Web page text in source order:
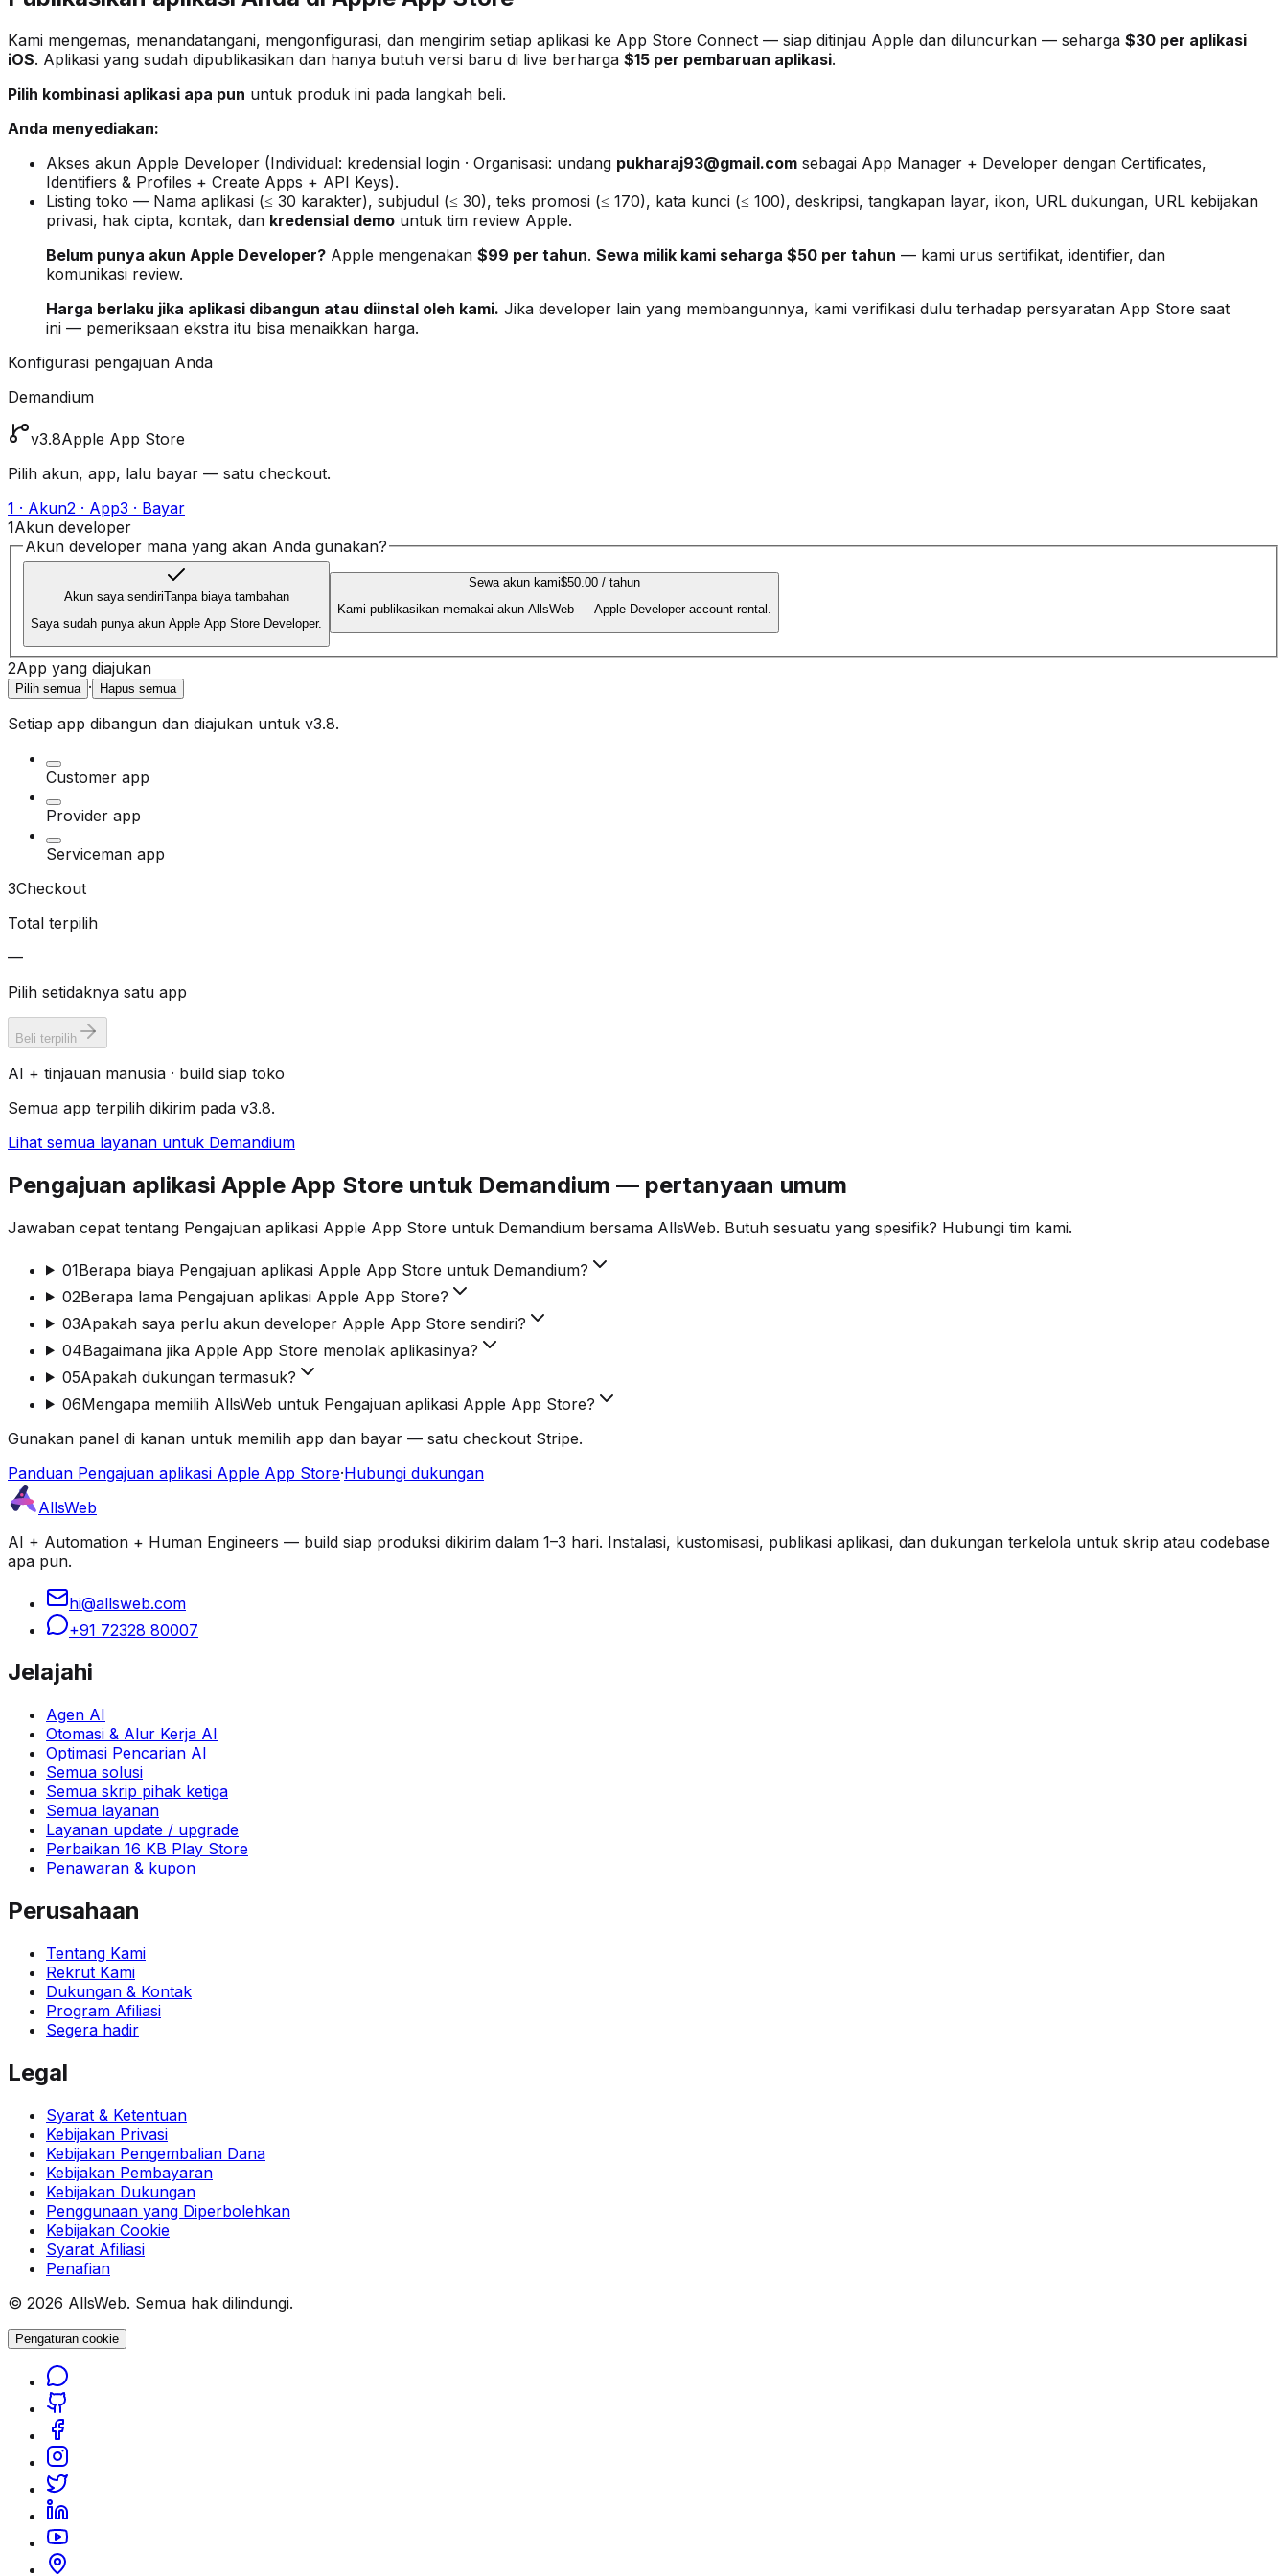
Kami mengemas, menandatangani, mengonfigurasi, dan mengirim setiap aplikasi ke App Store Connect — siap ditinjau Apple dan diluncurkan — seharga $30 per aplikasi
iOS. Aplikasi yang sudah dipublikasikan dan hanya butuh versi baru di live berharga $15 per pembaruan aplikasi.
Pilih kombinasi aplikasi apa pun untuk produk ini pada langkah beli.
Anda menyediakan:
Akses akun Apple Developer (Individual: kredensial login · Organisasi: undang pukharaj93@gmail.com sebagai App Manager + Developer dengan Certificates,
Identifiers & Profiles + Create Apps + API Keys).
Listing toko — Nama aplikasi (≤ 30 karakter), subjudul (≤ 30), teks promosi (≤ 170), kata kunci (≤ 100), deskripsi, tangkapan layar, ikon, URL dukungan, URL kebijakan
privasi, hak cipta, kontak, dan kredensial demo untuk tim review Apple.
Belum punya akun Apple Developer? Apple mengenakan $99 per tahun. Sewa milik kami seharga $50 per tahun — kami urus sertifikat, identifier, dan
komunikasi review.
Harga berlaku jika aplikasi dibangun atau diinstal oleh kami. Jika developer lain yang membangunnya, kami verifikasi dulu terhadap persyaratan App Store saat
ini — pemeriksaan ekstra itu bisa menaikkan harga.
Konfigurasi pengajuan Anda
Demandium
v3.8Apple App Store
Pilih akun, app, lalu bayar — satu checkout.
1 · Akun2 · App3 · Bayar
1Akun developer
Akun developer mana yang akan Anda gunakan?
Akun saya sendiriTanpa biaya tambahan
Saya sudah punya akun Apple App Store Developer.
Sewa akun kami$50.00 / tahun
Kami publikasikan memakai akun AllsWeb — Apple Developer account rental.
2App yang diajukan
Pilih semua · Hapus semua
Setiap app dibangun dan diajukan untuk v3.8.
Customer app
Provider app
Serviceman app
3Checkout
Total terpilih
—
Pilih setidaknya satu app
Beli terpilih
AI + tinjauan manusia · build siap toko
Semua app terpilih dikirim pada v3.8.
Lihat semua layanan untuk Demandium
Pengajuan aplikasi Apple App Store untuk Demandium — pertanyaan umum
Jawaban cepat tentang Pengajuan aplikasi Apple App Store untuk Demandium bersama AllsWeb. Butuh sesuatu yang spesifik? Hubungi tim kami.
01Berapa biaya Pengajuan aplikasi Apple App Store untuk Demandium?
02Berapa lama Pengajuan aplikasi Apple App Store?
03Apakah saya perlu akun developer Apple App Store sendiri?
04Bagaimana jika Apple App Store menolak aplikasinya?
05Apakah dukungan termasuk?
06Mengapa memilih AllsWeb untuk Pengajuan aplikasi Apple App Store?
Gunakan panel di kanan untuk memilih app dan bayar — satu checkout Stripe.
Panduan Pengajuan aplikasi Apple App Store·Hubungi dukungan
AllsWeb
AI + Automation + Human Engineers — build siap produksi dikirim dalam 1–3 hari. Instalasi, kustomisasi, publikasi aplikasi, dan dukungan terkelola untuk skrip atau codebase
apa pun.
hi@allsweb.com
+91 72328 80007
Jelajahi
Agen AI
Otomasi & Alur Kerja AI
Optimasi Pencarian AI
Semua solusi
Semua skrip pihak ketiga
Semua layanan
Layanan update / upgrade
Perbaikan 16 KB Play Store
Penawaran & kupon
Perusahaan
Tentang Kami
Rekrut Kami
Dukungan & Kontak
Program Afiliasi
Segera hadir
Legal
Syarat & Ketentuan
Kebijakan Privasi
Kebijakan Pengembalian Dana
Kebijakan Pembayaran
Kebijakan Dukungan
Penggunaan yang Diperbolehkan
Kebijakan Cookie
Syarat Afiliasi
Penafian
© 2026 AllsWeb. Semua hak dilindungi.
Pengaturan cookie